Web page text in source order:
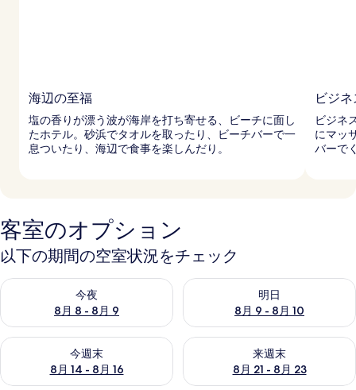
海辺の至福
塩の香りが漂う波が海岸を打ち寄せる、ビーチに面し
たホテル。砂浜でタオルを取ったり、ビーチバーで一
息ついたり、海辺で食事を楽しんだり。
ビジ
ビジネ
にマッ
バーで
客室のオプション
以下の期間の空室状況をチェック
今夜
8月 8 - 8月 9
今夜 8月 8 - 8月 9 の空室状況をチェック
明日
8月 9 - 8月 10
明日 8月 9 - 8月 10 の空室状
今週末
8月 14 - 8月 16
今週末 8月 14 - 8月 16 の空室状況をチェック
来週末
8月 21 - 8月 23
来週末 8月 21 - 8月 23 の空室